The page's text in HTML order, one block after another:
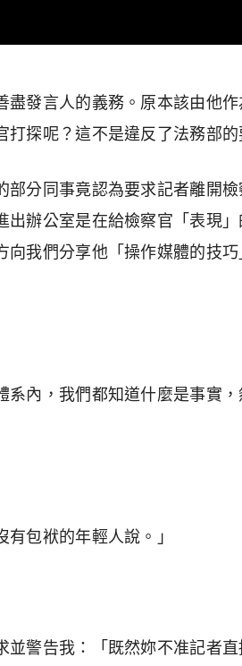
發言人的義務。原本該由他
探呢？這不是違反了法務部的
分同事竟認為要求記者離開
辦公室是在給檢察官「表現
我們分享他「操作媒體的技
系內，我們都知道什麼是事實
包袱的年輕人說。」
警告我：「既然妳不准記者